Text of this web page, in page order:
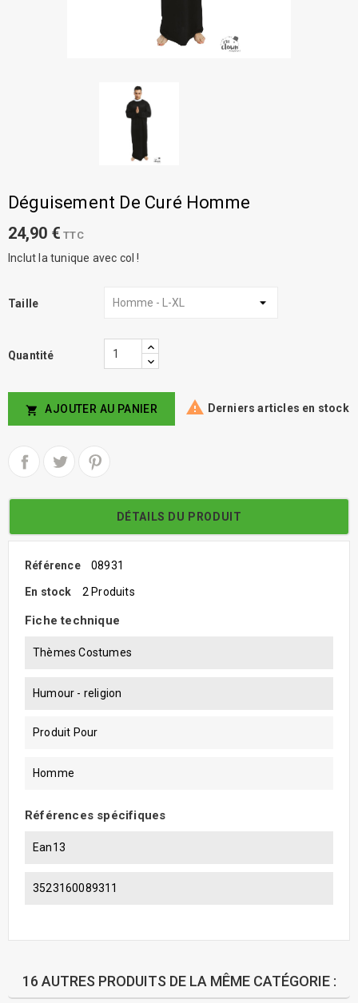
Déguisement De Curé Homme
24,90 € TTC
Inclut la tunique avec col !
Taille
Quantité
 AJOUTER AU PANIER  Derniers articles en stock
DÉTAILS DU PRODUIT
Référence 08931
En stock 2 Produits
Fiche technique
Thèmes Costumes
Humour - religion
Produit Pour
Homme
Références spécifiques
Ean13
3523160089311
16 AUTRES PRODUITS DE LA MÊME CATÉGORIE :